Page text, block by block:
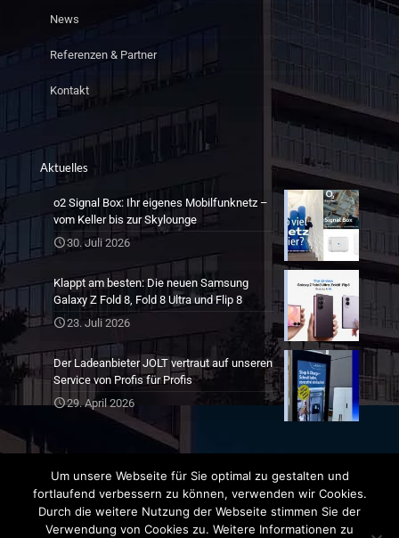
News
Referenzen & Partner
Kontakt
Aktuelles
o2 Signal Box: Ihr eigenes Mobilfunknetz –
vom Keller bis zur Skylounge
30. Juli 2026
Klappt am besten: Die neuen Samsung
Galaxy Z Fold 8, Fold 8 Ultra und Flip 8
23. Juli 2026
Der Ladeanbieter JOLT vertraut auf unseren
Service von Profis für Profis
29. April 2026
Um unsere Webseite für Sie optimal zu gestalten und
fortlaufend verbessern zu können, verwenden wir Cookies.
Durch die weitere Nutzung der Webseite stimmen Sie der
Verwendung von Cookies zu. Weitere Informationen zu